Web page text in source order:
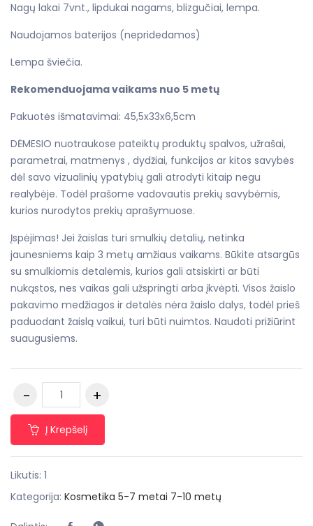
Nagų lakai 7vnt., lipdukai nagams, blizgučiai, lempa.
Naudojamos baterijos (nepridedamos)
Lempa šviečia.
Rekomenduojama vaikams nuo 5 metų
Pakuotės išmatavimai: 45,5x33x6,5cm
DĖMESIO nuotraukose pateiktų produktų spalvos, užrašai,
parametrai, matmenys , dydžiai, funkcijos ar kitos savybės
dėl savo vizualinių ypatybių gali atrodyti kitaip negu
realybėje. Todėl prašome vadovautis prekių savybėmis,
kurios nurodytos prekių aprašymuose.
Įspėjimas! Jei žaislas turi smulkių detalių, netinka
jaunesniems kaip 3 metų amžiaus vaikams. Būkite atsargūs
su smulkiomis detalėmis, kurios gali atsiskirti ar būti
nukąstos, nes vaikas gali užspringti arba įkvėpti. Visos žaislo
pakavimo medžiagos ir detalės nėra žaislo dalys, todėl prieš
paduodant žaislą vaikui, turi būti nuimtos. Naudoti prižiūrint
suaugusiems.
Į Krepšelį
Likutis: 1
Kategorija: Kosmetika 5-7 metai 7-10 metų